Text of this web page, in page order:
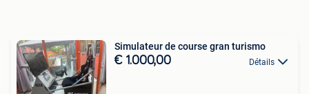
Simulateur de course gran turismo
€ 1.000,00 Détails